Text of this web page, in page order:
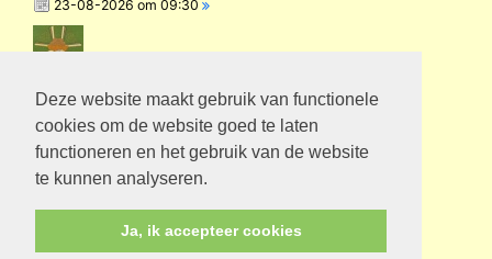
Deze website maakt gebruik van functionele
cookies om de website goed te laten
functioneren en het gebruik van de website
te kunnen analyseren.
Ja, ik accepteer cookies
23-08-2026 om 09:30
Eredienst
30-08-2026 om 09:30